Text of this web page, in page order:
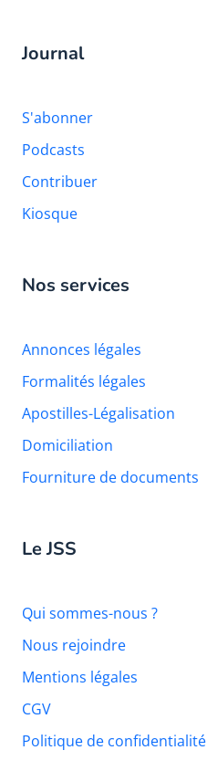
Journal
S'abonner
Podcasts
Contribuer
Kiosque
Nos services
Annonces légales
Formalités légales
Apostilles-Légalisation
Domiciliation
Fourniture de documents
Le JSS
Qui sommes-nous ?
Nous rejoindre
Mentions légales
CGV
Politique de confidentialité